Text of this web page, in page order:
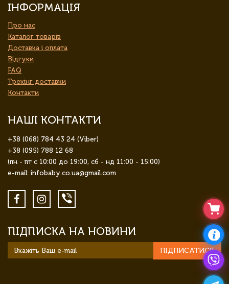
ІНФОРМАЦІЯ
Про нас
Каталог товарів
Доставка і оплата
Відгуки
FAQ
Трекінг доставки
Контакти
НАШІ КОНТАКТИ
+38 (068) 784 43 24 (Viber)
+38 (095) 788 12 68
(пн - пт с 10:00 до 19:00, сб - нд 11:00 - 15:00)
e-mail: infobaby.co.ua@gmail.com
ПІДПИСКА НА НОВИНИ
ПІДПИСАТИСЯ